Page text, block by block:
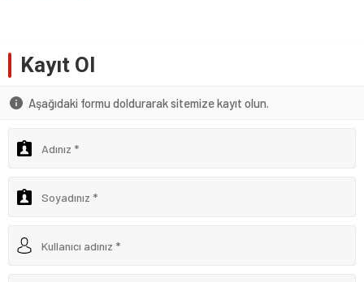
Kayıt Ol
Aşağıdaki formu doldurarak sitemize kayıt olun.